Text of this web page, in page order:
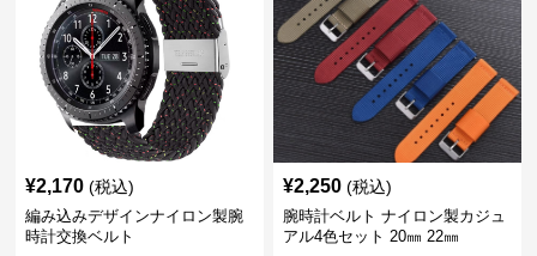
¥2,170 (税込)
編み込みデザインナイロン製腕
時計交換ベルト
¥2,250 (税込)
腕時計ベルト ナイロン製カジュ
アル4色セット 20㎜ 22㎜